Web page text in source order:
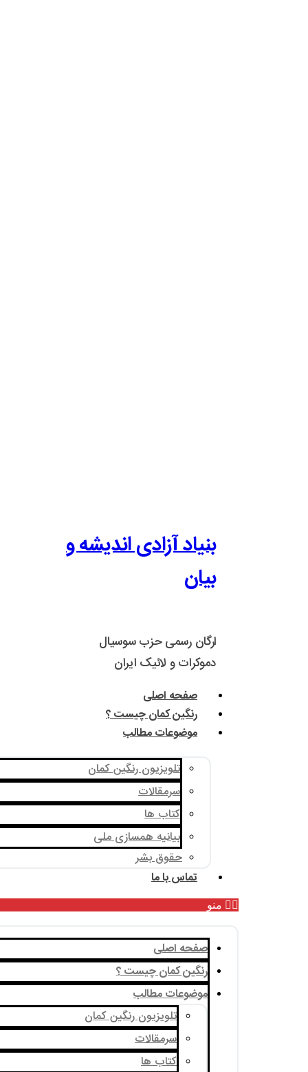
بنیاد آزادی اندیشه و
بیان
ارگان رسمی حزب سوسیال
دموکرات و لائیک ایران
صفحه اصلی
رنگین کمان چیست ؟
موضوعات مطالب
تلویزیون رنگین کمان
سرمقالات
کتاب ها
بیانیه همسازی ملی
حقوق بشر
تماس با ما
منو
صفحه اصلی
رنگین کمان چیست ؟
موضوعات مطالب
تلویزیون رنگین کمان
سرمقالات
کتاب ها